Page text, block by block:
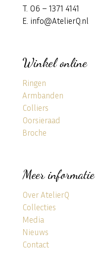
T. 06 – 1371 4141
E. info@AtelierQ.nl
Winkel online
Ringen
Armbanden
Colliers
Oorsieraad
Broche
Meer informatie
Over AtelierQ
Collecties
Media
Nieuws
Contact